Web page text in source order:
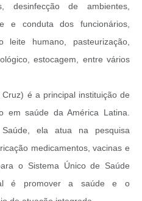
desinfecção de ambientes,
e conduta dos funcionários,
leite humano, pasteurização,
estocagem, entre vários
é a principal instituição de
em saúde da América Latina.
ela atua na pesquisa
medicamentos, vacinas e
o Sistema Único de Saúde
é promover a saúde e o